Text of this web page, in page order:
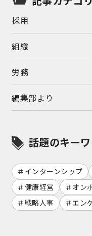
採用
組織
労務
編集部より
話題のキー
インターンシップ
健康経営
オン
戦略人事
エン